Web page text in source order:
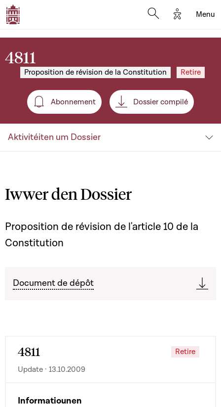
Options
Menu
4811
Proposition de révision de la Constitution Retire
Abonnement
Abonnement Dossier compilé
Aktivitéiten um Dossier
Iwwer den Dossier
Proposition de révision de l'article 10 de la
Constitution
Document de dépôt
4811
Retire
Update · 13.10.2009
Informatiounen